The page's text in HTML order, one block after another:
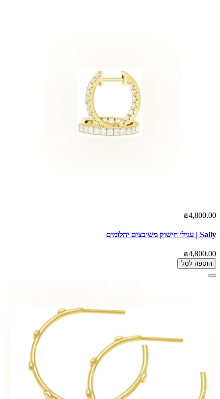
₪4,800.00
Sally | עגילי חישוק משובצים יהלומים
₪4,800.00
הוספה לסל